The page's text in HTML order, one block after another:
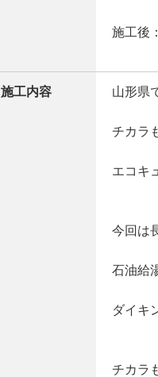
施工後
施工内容 山形県
チカラ
エコキ
今回は
石油給
ダイキ
チカラ